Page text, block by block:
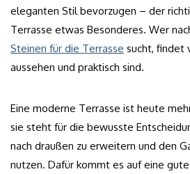
eleganten Stil bevorzugen – der
Terrasse etwas Besonderes. Wer
Steinen für die Terrasse sucht, findet
aussehen und praktisch sind.
Eine moderne Terrasse ist heute
sie steht für die bewusste
nach draußen zu erweitern und den
nutzen. Dafür kommt es auf eine